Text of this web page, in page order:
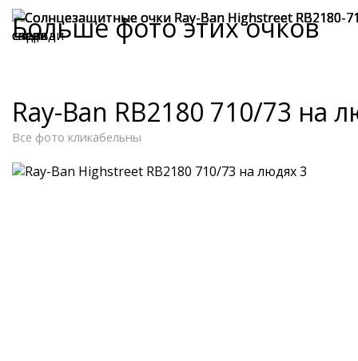
Больше фото этих очков
Ray-Ban RB2180 710/73 на
Все фото кликабельны